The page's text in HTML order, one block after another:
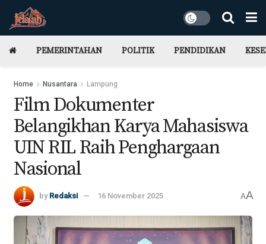
PEMERINTAHAN POLITIK PENDIDIKAN
Home Nusantara Lampung
Film Dokumenter
Belangikhan Karya Mahasiswa
UIN RIL Raih Penghargaan
Nasional
by Redaksi 16 November 2025 AA